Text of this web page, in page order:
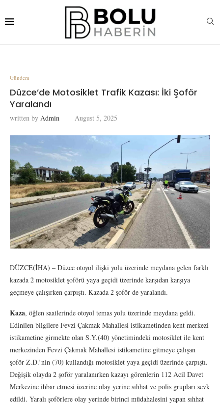
Gündem
Düzce’de Motosiklet Trafik Kazası: İki Şoför
Yaralandı
written by Admin August 5, 2025
DÜZCE(İHA) – Düzce otoyol ilişki yolu üzerinde meydana gelen farklı
kazada 2 motosiklet şoförü yaya geçidi üzerinde karşıdan karşıya
geçmeye çalışırken çarpıştı. Kazada 2 şoför de yaralandı.
Kaza, öğlen saatlerinde otoyol temas yolu üzerinde meydana geldi.
Edinilen bilgilere Fevzi Çakmak Mahallesi istikametinden kent merkezi
istikametine girmekte olan S.Y.(40) yönetimindeki motosiklet ile kent
merkezinden Fevzi Çakmak Mahallesi istikametine gitmeye çalışan
şoför Z.D.’nin (70) kullandığı motosiklet yaya geçidi üzerinde çarpıştı.
Değişik olayda 2 şoför yaralanırken kazayı görenlerin 112 Acil Davet
Merkezine ihbar etmesi üzerine olay yerine sıhhat ve polis grupları sevk
edildi. Yaralı şoförlere olay yerinde birinci müdahalesini yapan sıhhat